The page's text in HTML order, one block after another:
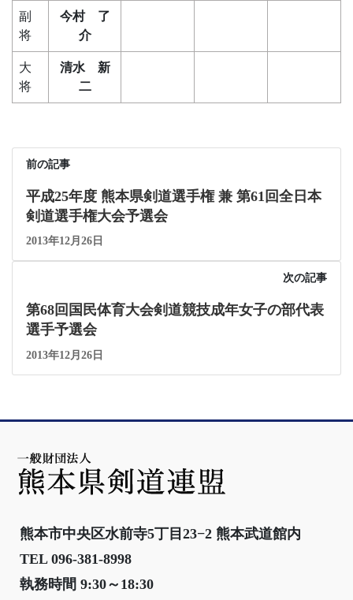
副
将
今村 了
介
大
将
清水 新
二
前の記事
平成25年度 熊本県剣道選手権 兼 第61回全日本
剣道選手権大会予選会
2013年12月26日
次の記事
第68回国民体育大会剣道競技成年女子の部代表
選手予選会
2013年12月26日
熊本市中央区水前寺5丁目23−2 熊本武道館内
TEL 096-381-8998
執務時間 9:30～18:30